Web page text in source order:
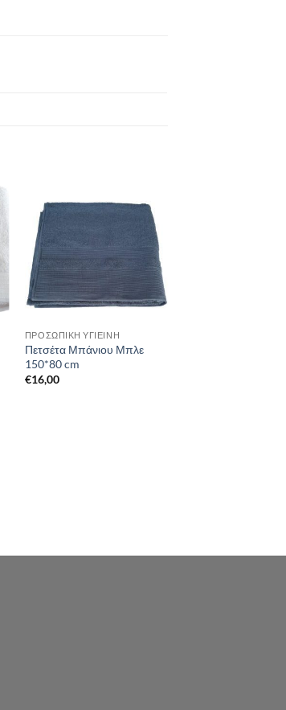
ΠΡΟΣΩΠΙΚΉ ΥΓΙΕΙΝΉ
Πετσέτα Μπάνιου Μπλε
150*80 cm
€16,00